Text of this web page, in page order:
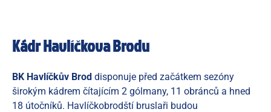
Kádr Havlíčkova Brodu
BK Havlíčkův Brod disponuje před začátkem sezóny
širokým kádrem čítajícím 2 gólmany, 11 obránců a hned
18 útočníků. Havlíčkobrodští bruslaři budou